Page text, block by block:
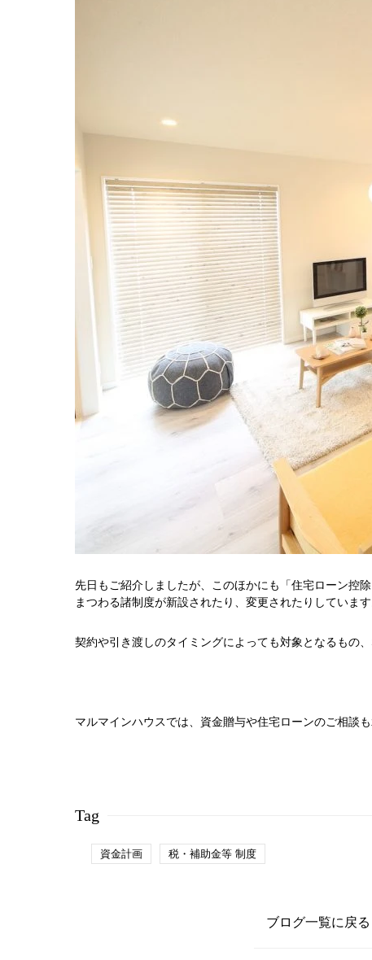
先日もご紹介しましたが、このほかにも「住宅ローン控
まつわる諸制度が新設されたり、変更されたりしています
契約や引き渡しのタイミングによっても対象となるもの
マルマインハウスでは、資金贈与や住宅ローンのご相談
Tag
資金計画 税・補助金等 制度
ブログ一覧に戻る